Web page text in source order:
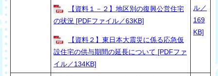
【資料１－２】地区別の復興公営住宅
の状況 [PDFファイル／63KB]
【資料２】東日本大震災に係る応急仮
設住宅の供与期間の延長について [PDFファ
イル／134KB]
ル／
169
KB]